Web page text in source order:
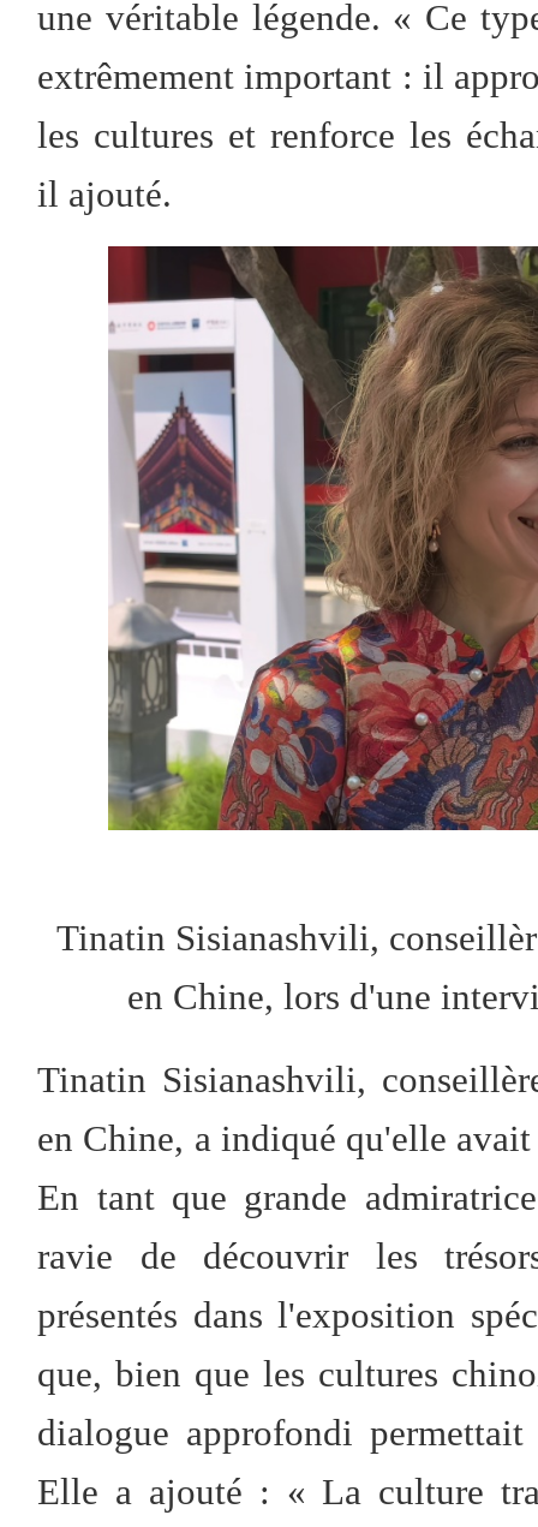
une véritable légende. « Ce
extrêmement important : il
les cultures et renforce les
il ajouté.
Tinatin Sisianashvili,
en Chine, lors d'une
Tinatin Sisianashvili,
en Chine, a indiqué qu'elle
En tant que grande
ravie de découvrir les
présentés dans l'exposition
que, bien que les cultures
dialogue approfondi
Elle a ajouté : « La culture